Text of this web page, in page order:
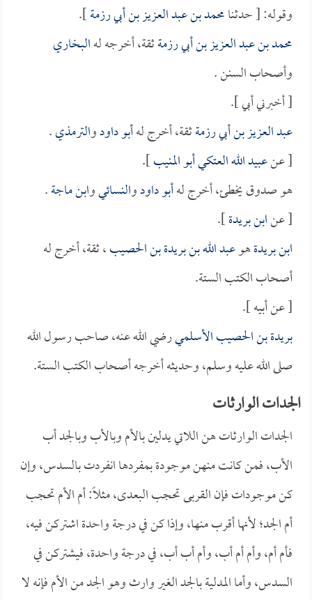
وقوله: [ حدثنامحمد بن عبد العزيز بن أبي رزمة].
محمد بن عبد العزيز بن أبي رزمةثقة، أخرجه لهالبخاري
وأصحاب السنن .
[ أخبرني أبي ].
عبد العزيز بن أبي رزمةثقة، أخرج لهأبو داودوالترمذي.
[ عنعبيد الله العتكي أبو المنيب].
هو صدوق يخطئ، أخرج لهأبو داودوالنسائيوابن ماجة.
[ عنابن بريدة].
ابن بريدةهوعبد الله بن بريدة بن الحصيب، ثقة، أخرج له
أصحاب الكتب الستة.
[ عن أبيه ].
بريدة بن الحصيب الأسلميرضي الله عنه، صاحب رسول الله
صلى الله عليه وسلم، وحديثه أخرجه أصحاب الكتب الستة.
الجدات الوارثات
الجدات الوارثات هن اللاتي يدلين بالأم وبالأب وبالجد أب
الأب، فمن كانت منهن موجودة بمفردها انفردت بالسدس، وإن
كن موجودات فإن القربى تحجب البعدى، مثلاً: أم الأم تحجب
أم الجد؛ لأنها أقرب منها، وإذا كن في درجة واحدة اشتركن فيه،
فأم أم، وأم أم أب، وأم أب أب، في درجة واحدة، فيشتركن في
السدس، وأما المدلية بالجد الغير وارث وهو الجد من الأم فإنه لا